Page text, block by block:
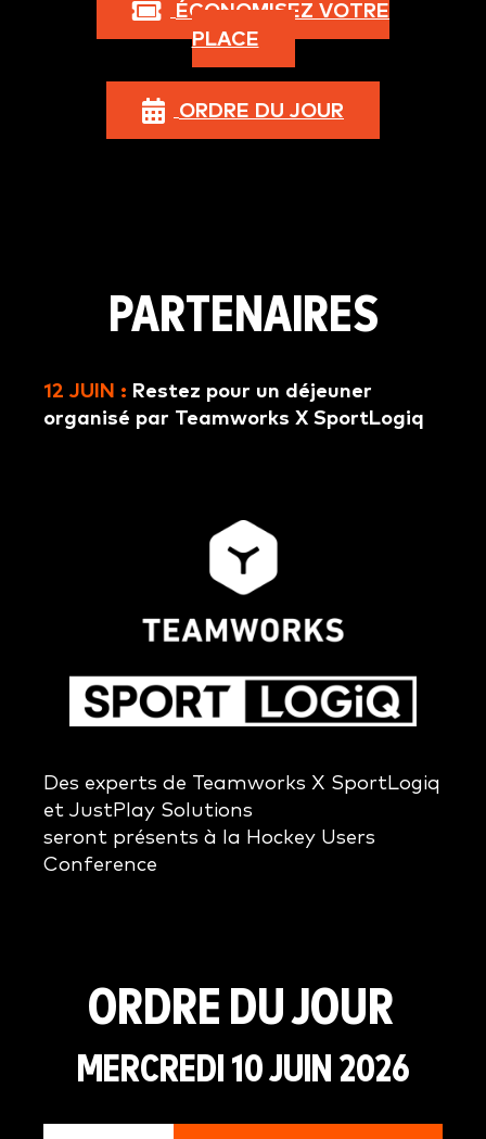
ÉCONOMISEZ VOTRE
PLACE
ORDRE DU JOUR
PARTENAIRES
12 JUIN : Restez pour un déjeuner
organisé par Teamworks X SportLogiq
Des experts de Teamworks X SportLogiq
et JustPlay Solutions
seront présents à la Hockey Users
Conference
ORDRE DU JOUR
MERCREDI 10 JUIN 2026